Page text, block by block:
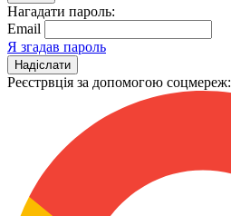
Нагадати пароль:
Email
Я згадав пароль
Реєстрвція за допомогою соцмереж: